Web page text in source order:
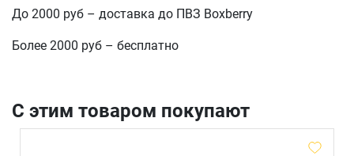
До 2000 руб – доставка до ПВЗ Boxberry
Более 2000 руб – бесплатно
С этим товаром покупают